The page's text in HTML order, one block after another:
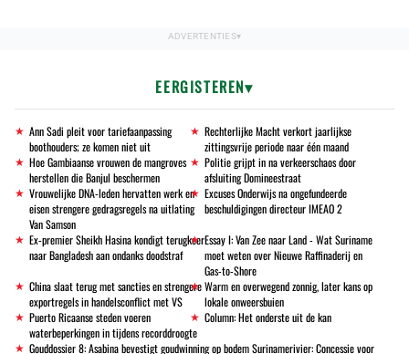
EERGISTEREN
Ann Sadi pleit voor tariefaanpassing
boothouders; ze komen niet uit
Rechterlijke Macht verkort jaarlijkse
zittingsvrije periode naar één maand
Hoe Gambiaanse vrouwen de mangroves
herstellen die Banjul beschermen
Politie grijpt in na verkeerschaos door
afsluiting Domineestraat
Vrouwelijke DNA-leden hervatten werk en
eisen strengere gedragsregels na uitlating
Van Samson
Excuses Onderwijs na ongefundeerde
beschuldigingen directeur IMEAO 2
Ex-premier Sheikh Hasina kondigt terugkeer
naar Bangladesh aan ondanks doodstraf
Essay I: Van Zee naar Land - Wat Suriname
moet weten over Nieuwe Raffinaderij en
Gas-to-Shore
China slaat terug met sancties en strengere
exportregels in handelsconflict met VS
Warm en overwegend zonnig, later kans op
lokale onweersbuien
Puerto Ricaanse steden voeren
waterbeperkingen in tijdens recorddroogte
Column: Het onderste uit de kan
Gouddossier 8: Asabina bevestigt goudwinning op bodem Surinamerivier: Concessie voor